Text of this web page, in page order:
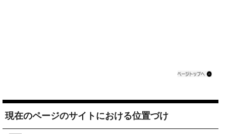
現在のページのサイトにおける位置づけ